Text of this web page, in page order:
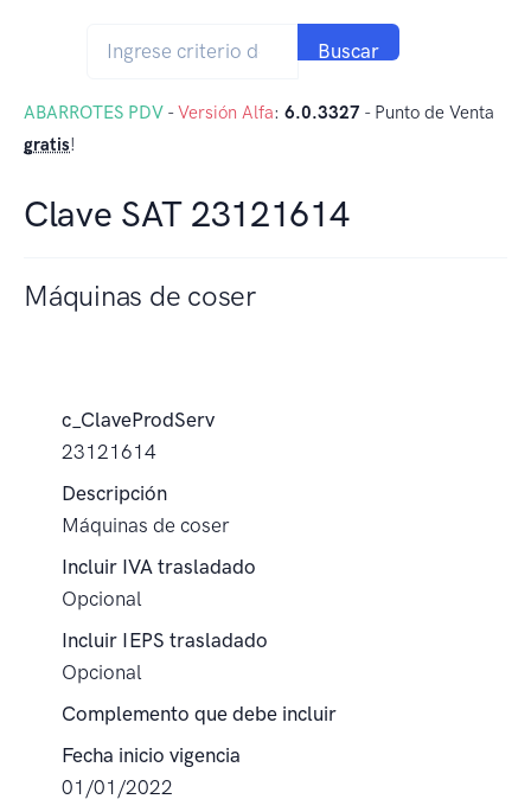
Buscar
ABARROTES PDV -Versión Alfa: 6.0.3327 - Punto de Venta
gratis!
Clave SAT 23121614
Máquinas de coser
c_ClaveProdServ
23121614
Descripción
Máquinas de coser
Incluir IVA trasladado
Opcional
Incluir IEPS trasladado
Opcional
Complemento que debe incluir
Fecha inicio vigencia
01/01/2022